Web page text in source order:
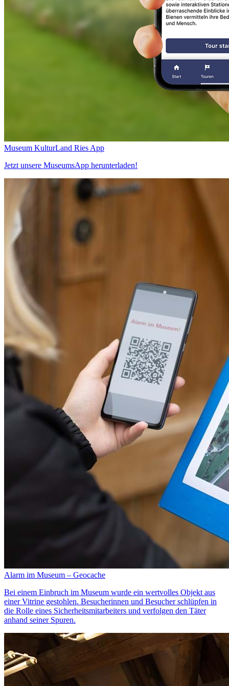
Museum KulturLand Ries App
Jetzt unsere MuseumsApp herunterladen!
Alarm im Museum – Geocache
Bei einem Einbruch im Museum wurde ein wertvolles Objekt aus
einer Vitrine gestohlen. Besucherinnen und Besucher schlüpfen in
die Rolle eines Sicherheitsmitarbeiters und verfolgen den Täter
anhand seiner Spuren.